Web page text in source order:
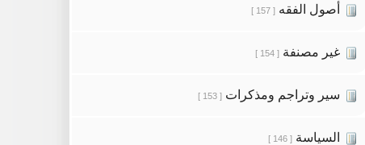
أصول الفقه [ 157 ]
غير مصنفة [ 154 ]
سير وتراجم ومذكرات [ 153 ]
السياسة [ 146 ]